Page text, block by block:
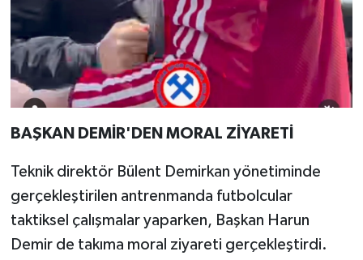
BAŞKAN DEMİR'DEN MORAL ZİYARETİ
Teknik direktör Bülent Demirkan yönetiminde
gerçekleştirilen antrenmanda futbolcular
taktiksel çalışmalar yaparken, Başkan Harun
Demir de takıma moral ziyareti gerçekleştirdi.